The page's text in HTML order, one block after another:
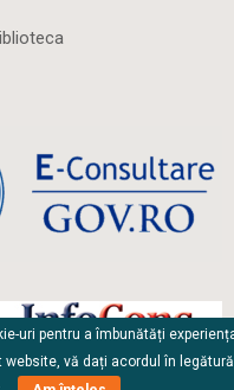
uri pentru a îmbunătăți
vă dați acordul în